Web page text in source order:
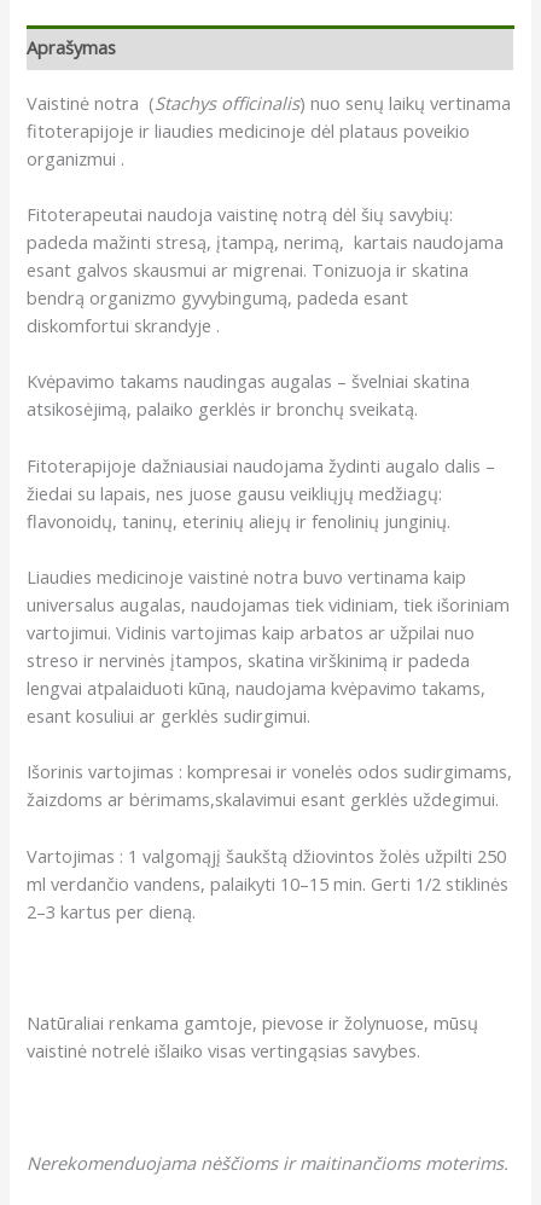
Aprašymas
Vaistinė notra (Stachys officinalis) nuo senų laikų vertinama
fitoterapijoje ir liaudies medicinoje dėl plataus poveikio
organizmui .
Fitoterapeutai naudoja vaistinę notrą dėl šių savybių:
padeda mažinti stresą, įtampą, nerimą, kartais naudojama
esant galvos skausmui ar migrenai. Tonizuoja ir skatina
bendrą organizmo gyvybingumą, padeda esant
diskomfortui skrandyje .
Kvėpavimo takams naudingas augalas – švelniai skatina
atsikosėjimą, palaiko gerklės ir bronchų sveikatą.
Fitoterapijoje dažniausiai naudojama žydinti augalo dalis –
žiedai su lapais, nes juose gausu veikliųjų medžiagų:
flavonoidų, taninų, eterinių aliejų ir fenolinių junginių.
Liaudies medicinoje vaistinė notra buvo vertinama kaip
universalus augalas, naudojamas tiek vidiniam, tiek išoriniam
vartojimui. Vidinis vartojimas kaip arbatos ar užpilai nuo
streso ir nervinės įtampos, skatina virškinimą ir padeda
lengvai atpalaiduoti kūną, naudojama kvėpavimo takams,
esant kosuliui ar gerklės sudirgimui.
Išorinis vartojimas : kompresai ir vonelės odos sudirgimams,
žaizdoms ar bėrimams,skalavimui esant gerklės uždegimui.
Vartojimas : 1 valgomąjį šaukštą džiovintos žolės užpilti 250
ml verdančio vandens, palaikyti 10–15 min. Gerti 1/2 stiklinės
2–3 kartus per dieną.
Natūraliai renkama gamtoje, pievose ir žolynuose, mūsų
vaistinė notrelė išlaiko visas vertingąsias savybes.
Nerekomenduojama nėščioms ir maitinančioms moterims.